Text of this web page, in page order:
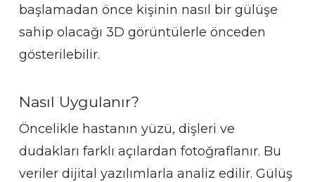
başlamadan önce kişinin nasıl bir gülüşe
sahip olacağı 3D görüntülerle önceden
gösterilebilir.
Nasıl Uygulanır?
Öncelikle hastanın yüzü, dişleri ve
dudakları farklı açılardan fotoğraflanır. Bu
veriler dijital yazılımlarla analiz edilir. Gülüş